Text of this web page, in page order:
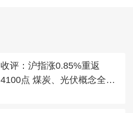
收评：沪指涨0.85%重返
4100点 煤炭、光伏概念全线